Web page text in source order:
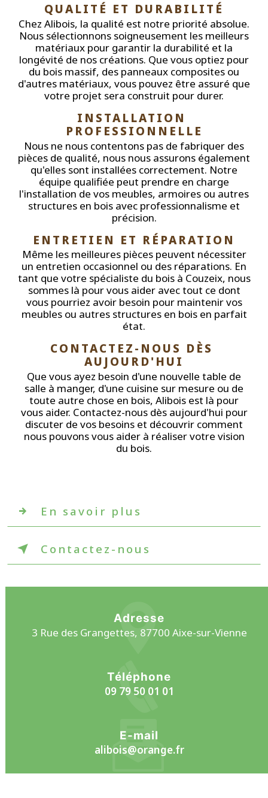
QUALITÉ ET DURABILITÉ
Chez Alibois, la qualité est notre priorité absolue.
Nous sélectionnons soigneusement les meilleurs
matériaux pour garantir la durabilité et la
longévité de nos créations. Que vous optiez pour
du bois massif, des panneaux composites ou
d'autres matériaux, vous pouvez être assuré que
votre projet sera construit pour durer.
INSTALLATION
PROFESSIONNELLE
Nous ne nous contentons pas de fabriquer des
pièces de qualité, nous nous assurons également
qu'elles sont installées correctement. Notre
équipe qualifiée peut prendre en charge
l'installation de vos meubles, armoires ou autres
structures en bois avec professionnalisme et
précision.
ENTRETIEN ET RÉPARATION
Même les meilleures pièces peuvent nécessiter
un entretien occasionnel ou des réparations. En
tant que votre spécialiste du bois à Couzeix, nous
sommes là pour vous aider avec tout ce dont
vous pourriez avoir besoin pour maintenir vos
meubles ou autres structures en bois en parfait
état.
CONTACTEZ-NOUS DÈS
AUJOURD'HUI
Que vous ayez besoin d'une nouvelle table de
salle à manger, d'une cuisine sur mesure ou de
toute autre chose en bois, Alibois est là pour
vous aider. Contactez-nous dès aujourd'hui pour
discuter de vos besoins et découvrir comment
nous pouvons vous aider à réaliser votre vision
du bois.
En savoir plus
Contactez-nous
Adresse
3 Rue des Grangettes, 87700 Aixe-sur-Vienne
Téléphone
09 79 50 01 01
E-mail
alibois@orange.fr